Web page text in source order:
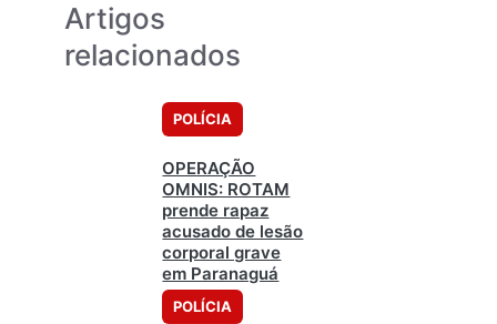
Artigos
relacionados
POLÍCIA
OPERAÇÃO
OMNIS: ROTAM
prende rapaz
acusado de lesão
corporal grave
em Paranaguá
POLÍCIA